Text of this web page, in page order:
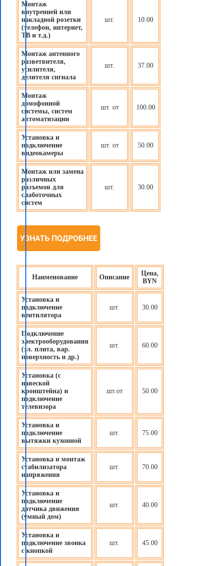
Монтаж
внутренней или
накладной розетки
(телефон, интернет,
ТВ и т.д.)
шт. 10.00
Монтаж антенного
разветвителя,
усилителя,
делителя сигнала
шт. 37.00
Монтаж
домофонной
системы, систем
автоматизации
шт. от 100.00
Установка и
подключение
видеокамеры
шт. от 50.00
Монтаж или замена
различных
разъемов для
слаботочных
систем
шт. 30.00
УЗНАТЬ ПОДРОБНЕЕ
Наименование Описание
Цена,
BYN
Установка и
подключение
вентилятора
шт. 30.00
Подключение
электрооборудования
(эл. плита, вар.
поверхность и др.)
шт. 60.00
Установка (с
навеской
кронштейна) и
подключение
телевизора
шт.от 50.00
Установка и
подключение
вытяжки кухонной
шт. 75.00
Установка и монтаж
стабилизатора
напряжения
шт. 70.00
Установка и
подключение
датчика движения
(умный дом)
шт. 40.00
Установка и
подключение звонка
с кнопкой
шт. 45.00